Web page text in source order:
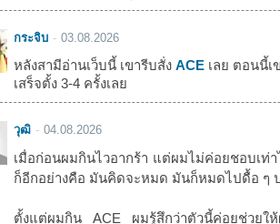
กระจิบ 03.08.2026
หลังสามีอ่านเว็บนี้ เขารีบสั่ง ACEเลย ตอนนี้เ
เสร็จตั้ง 3-4 ครั้งเลย
วุฒิ 04.08.2026
เมื่อก่อนผมกินไวอากร้า แต่ผมไม่ค่อยชอบเท่
ก็อีกอย่างคือ มันคิดจะหมด มันก็หมดไปดื้อ ๆ
ตั้งแต่ผมกิน ACE ผมรู้สึกว่าตัวนี้ค่อยช่วยใ